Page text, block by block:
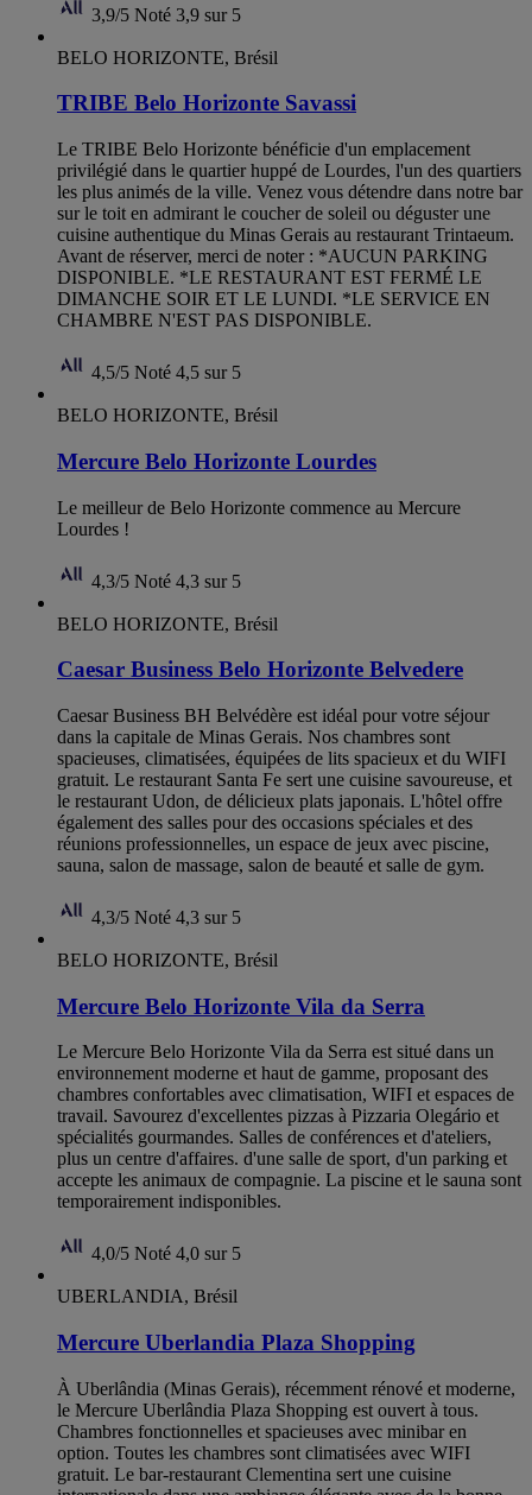
3,9/5 Noté 3,9 sur 5
BELO HORIZONTE, Brésil
TRIBE Belo Horizonte Savassi
Le TRIBE Belo Horizonte bénéficie d'un emplacement
privilégié dans le quartier huppé de Lourdes, l'un des quartiers
les plus animés de la ville. Venez vous détendre dans notre bar
sur le toit en admirant le coucher de soleil ou déguster une
cuisine authentique du Minas Gerais au restaurant Trintaeum.
Avant de réserver, merci de noter : *AUCUN PARKING
DISPONIBLE. *LE RESTAURANT EST FERMÉ LE
DIMANCHE SOIR ET LE LUNDI. *LE SERVICE EN
CHAMBRE N'EST PAS DISPONIBLE.
4,5/5 Noté 4,5 sur 5
BELO HORIZONTE, Brésil
Mercure Belo Horizonte Lourdes
Le meilleur de Belo Horizonte commence au Mercure
Lourdes !
4,3/5 Noté 4,3 sur 5
BELO HORIZONTE, Brésil
Caesar Business Belo Horizonte Belvedere
Caesar Business BH Belvédère est idéal pour votre séjour
dans la capitale de Minas Gerais. Nos chambres sont
spacieuses, climatisées, équipées de lits spacieux et du WIFI
gratuit. Le restaurant Santa Fe sert une cuisine savoureuse, et
le restaurant Udon, de délicieux plats japonais. L'hôtel offre
également des salles pour des occasions spéciales et des
réunions professionnelles, un espace de jeux avec piscine,
sauna, salon de massage, salon de beauté et salle de gym.
4,3/5 Noté 4,3 sur 5
BELO HORIZONTE, Brésil
Mercure Belo Horizonte Vila da Serra
Le Mercure Belo Horizonte Vila da Serra est situé dans un
environnement moderne et haut de gamme, proposant des
chambres confortables avec climatisation, WIFI et espaces de
travail. Savourez d'excellentes pizzas à Pizzaria Olegário et
spécialités gourmandes. Salles de conférences et d'ateliers,
plus un centre d'affaires. d'une salle de sport, d'un parking et
accepte les animaux de compagnie. La piscine et le sauna sont
temporairement indisponibles.
4,0/5 Noté 4,0 sur 5
UBERLANDIA, Brésil
Mercure Uberlandia Plaza Shopping
À Uberlândia (Minas Gerais), récemment rénové et moderne,
le Mercure Uberlândia Plaza Shopping est ouvert à tous.
Chambres fonctionnelles et spacieuses avec minibar en
option. Toutes les chambres sont climatisées avec WIFI
gratuit. Le bar-restaurant Clementina sert une cuisine